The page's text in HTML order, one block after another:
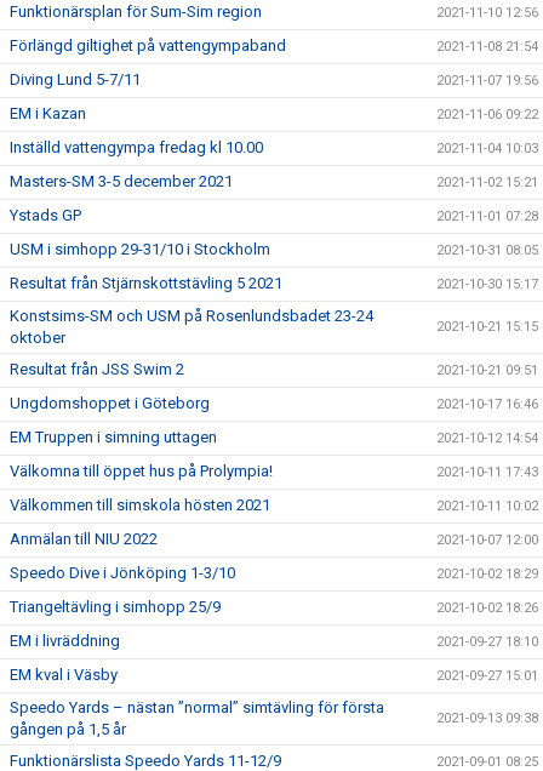
Funktionärsplan för Sum-Sim region 2021-11-10 12:56
Förlängd giltighet på vattengympaband 2021-11-08 21:54
Diving Lund 5-7/11 2021-11-07 19:56
EM i Kazan 2021-11-06 09:22
Inställd vattengympa fredag kl 10.00 2021-11-04 10:03
Masters-SM 3-5 december 2021 2021-11-02 15:21
Ystads GP 2021-11-01 07:28
USM i simhopp 29-31/10 i Stockholm 2021-10-31 08:05
Resultat från Stjärnskottstävling 5 2021 2021-10-30 15:17
Konstsims-SM och USM på Rosenlundsbadet 23-24
oktober
2021-10-21 15:15
Resultat från JSS Swim 2 2021-10-21 09:51
Ungdomshoppet i Göteborg 2021-10-17 16:46
EM Truppen i simning uttagen 2021-10-12 14:54
Välkomna till öppet hus på Prolympia! 2021-10-11 17:43
Välkommen till simskola hösten 2021 2021-10-11 10:02
Anmälan till NIU 2022 2021-10-07 12:00
Speedo Dive i Jönköping 1-3/10 2021-10-02 18:29
Triangeltävling i simhopp 25/9 2021-10-02 18:26
EM i livräddning 2021-09-27 18:10
EM kval i Väsby 2021-09-27 15:01
Speedo Yards – nästan ”normal” simtävling för första
gången på 1,5 år
2021-09-13 09:38
Funktionärslista Speedo Yards 11-12/9 2021-09-01 08:25